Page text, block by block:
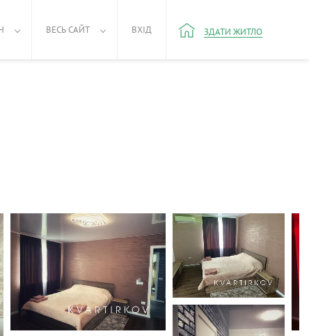
ВЕСЬ САЙТ ВХІД ЗДАТИ ЖИТЛО